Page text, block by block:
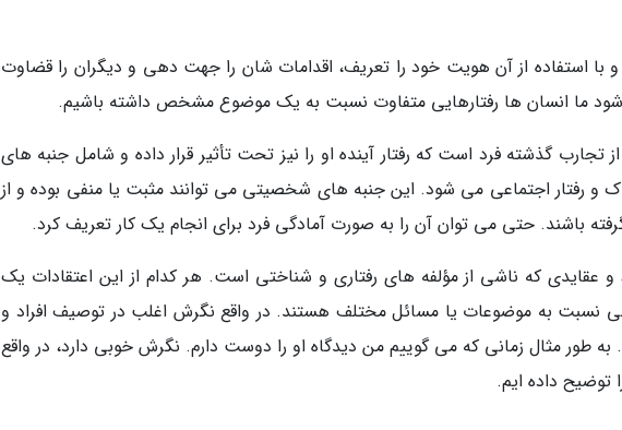
با استفاده از آن هویت خود را تعریف، اقدامات شان را جهت دهی و دیگران را قضاوت
ما انسان ها رفتارهایی متفاوت نسبت به یک موضوع مشخص داشته باشیم.
گذشته فرد است که رفتار آینده او را نیز تحت تأثیر قرار داده و شامل جنبه های
و رفتار اجتماعی می شود. این جنبه های شخصیتی می توانند مثبت یا منفی بوده و از
باشند. حتی می توان آن را به صورت آمادگی فرد برای انجام یک کار تعریف کرد.
عقایدی که ناشی از مؤلفه های رفتاری و شناختی است. هر کدام از این اعتقادات یک
نسبت به موضوعات یا مسائل مختلف هستند. در واقع نگرش اغلب در توصیف افراد و
طور مثال زمانی که می گوییم من دیدگاه او را دوست دارم. نگرش خوبی دارد، در واقع
توضیح داده ایم.